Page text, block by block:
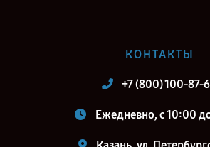
КОНТАКТЫ
+7 (800) 100-87-
Ежедневно, с 10:00